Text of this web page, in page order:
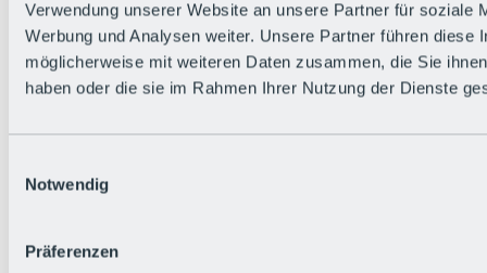
Verwendung unserer Website an unsere Partner für soziale
Werbung und Analysen weiter. Unsere Partner führen diese
möglicherweise mit weiteren Daten zusammen, die Sie
haben oder die sie im Rahmen Ihrer Nutzung der Dienste
Notwendig
Präferenzen